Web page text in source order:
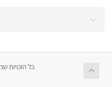
זכויות יוצרים © 2026 Fiyahosting כל הזכויות שמורות.